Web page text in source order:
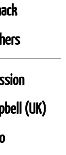
(UK)